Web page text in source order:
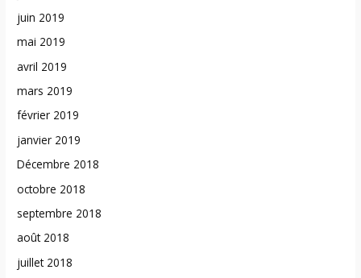
juin 2019
mai 2019
avril 2019
mars 2019
février 2019
janvier 2019
Décembre 2018
octobre 2018
septembre 2018
août 2018
juillet 2018